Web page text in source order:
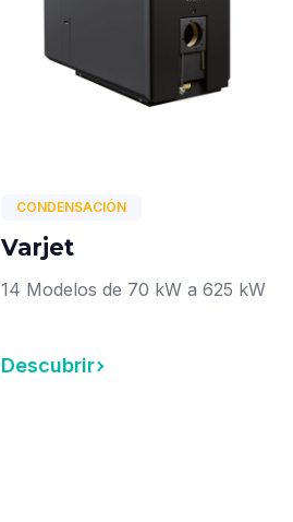
CONDENSACIÓN
Varjet
14 Modelos de 70 kW a 625 kW
Descubrir